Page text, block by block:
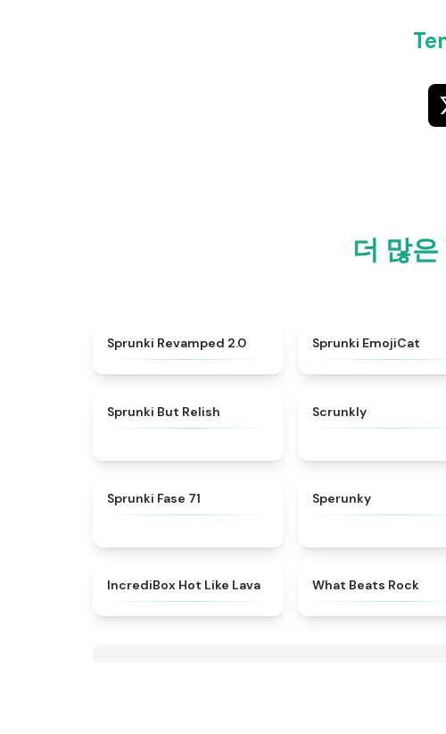
더 많
★
Sprunki Revamped 2.0 Sprunki EmojiCat
Sprunki But Relish Scrunkly
Sprunki Fase 71 Sperunky
IncrediBox Hot Like Lava What Beats Rock